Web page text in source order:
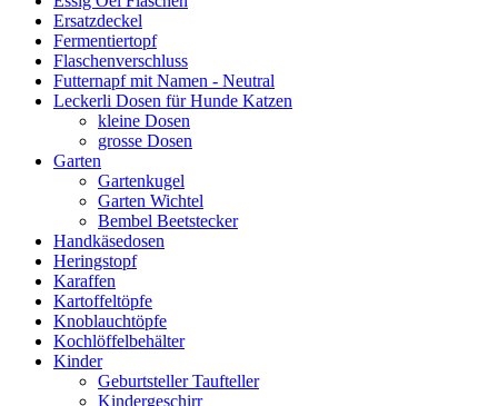
Ersatzdeckel
Fermentiertopf
Flaschenverschluss
Futternapf mit Namen - Neutral
Leckerli Dosen für Hunde Katzen
kleine Dosen
grosse Dosen
Garten
Gartenkugel
Garten Wichtel
Bembel Beetstecker
Handkäsedosen
Heringstopf
Karaffen
Kartoffeltöpfe
Knoblauchtöpfe
Kochlöffelbehälter
Kinder
Geburtsteller Taufteller
Kindergeschirr